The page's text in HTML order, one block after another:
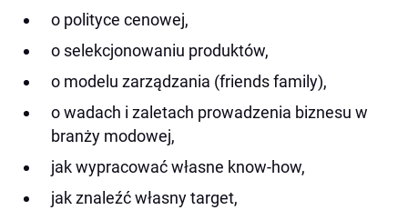
o polityce cenowej,
o selekcjonowaniu produktów,
o modelu zarządzania (friends family),
o wadach i zaletach prowadzenia biznesu w
branży modowej,
jak wypracowaćwłasne know-how,
jak znaleźćwłasny target,